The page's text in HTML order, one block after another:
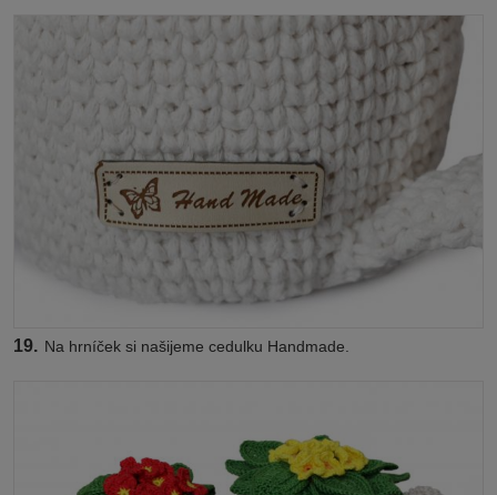
19. Na hrníček si našijeme cedulku Handmade.